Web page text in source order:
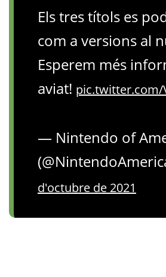
Els tres títols es
com a versions al
Esperem més
aviat! pic.twitter.com/
— Nintendo of
d'octubre de 2021